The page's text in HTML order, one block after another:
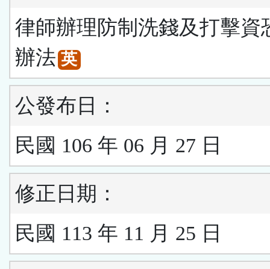
律師辦理防制洗錢及打擊資
辦法 英
公發布日：
民國 106 年 06 月 27 日
修正日期：
民國 113 年 11 月 25 日